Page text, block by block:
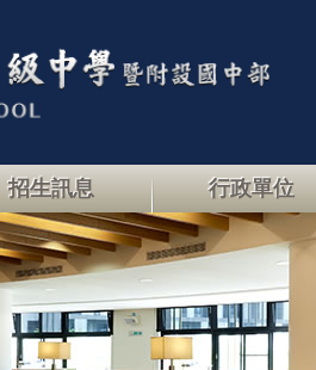
招生訊息 行政單位